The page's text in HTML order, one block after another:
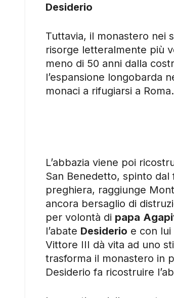
Desiderio
Tuttavia, il monastero nei
risorge letteralmente più
meno di 50 anni dalla
l’espansione longobarda
monaci a rifugiarsi a Roma.
L’abbazia viene poi
San Benedetto, spinto
preghiera, raggiunge
ancora bersaglio di
per volontà di papa
l’abate Desiderio e con
Vittore III dà vita ad uno
trasforma il monastero in
Desiderio fa ricostruire